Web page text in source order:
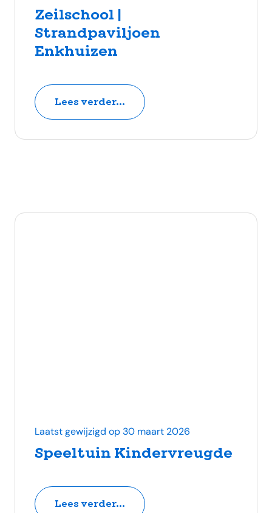
Zeilschool |
Strandpaviljoen
Enkhuizen
Lees verder...
Speeltuin Kindervreugde
Laatst gewijzigd op 30 maart 2026
Lees verder...